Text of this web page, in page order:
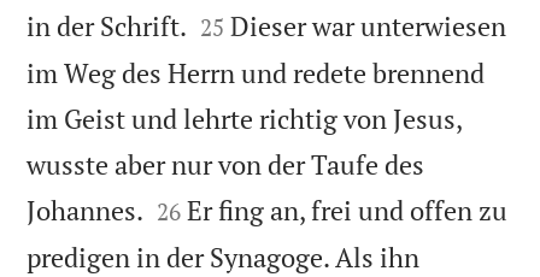
in der Schrift. 

25 Dieser war unterwiesen
im Weg des Herrn und redete brennend
im Geist und lehrte richtig von Jesus,
wusste aber nur von der Taufe des
Johannes. 

26 Er fing an, frei und offen zu
predigen in der Synagoge. Als ihn